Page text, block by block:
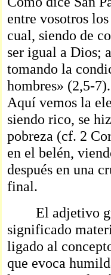
entre vosotros
cual, siendo de
ser igual a Dios;
tomando la
hombres» (2,5-
Aquí vemos la
siendo rico, se
pobreza (cf. 2
en el belén,
después en una
final.
El adjetivo
significado
ligado al
que evoca